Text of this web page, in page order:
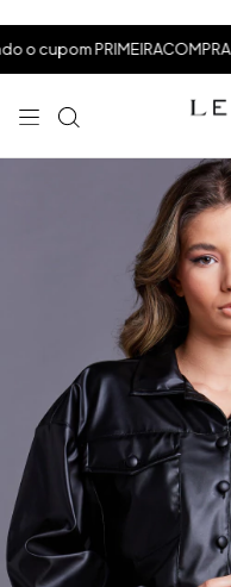
PRIMEIRACOMPRA acima